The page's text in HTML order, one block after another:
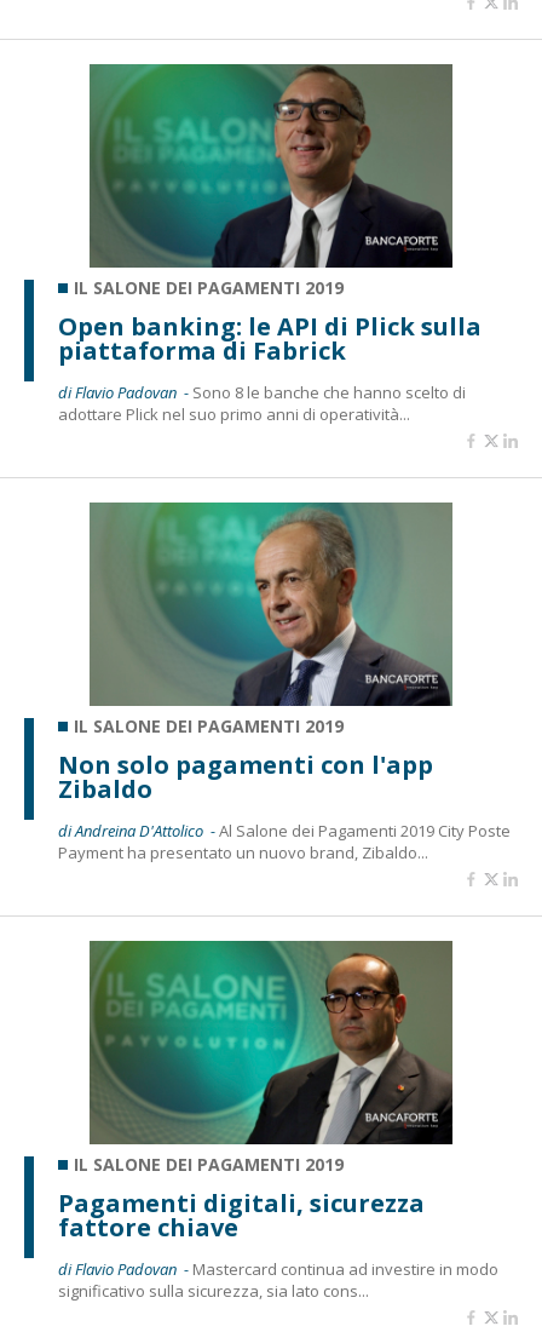
IL SALONE DEI PAGAMENTI 2019
Open banking: le API di Plick sulla
piattaforma di Fabrick
di Flavio Padovan - Sono 8 le banche che hanno scelto di
adottare Plick nel suo primo anni di operatività...
IL SALONE DEI PAGAMENTI 2019
Non solo pagamenti con l'app
Zibaldo
di Andreina D'Attolico -Al Salone dei Pagamenti 2019 City Poste
Payment ha presentato un nuovo brand, Zibaldo...
IL SALONE DEI PAGAMENTI 2019
Pagamenti digitali, sicurezza
fattore chiave
di Flavio Padovan - Mastercard continua ad investire in modo
significativo sulla sicurezza, sia lato cons...